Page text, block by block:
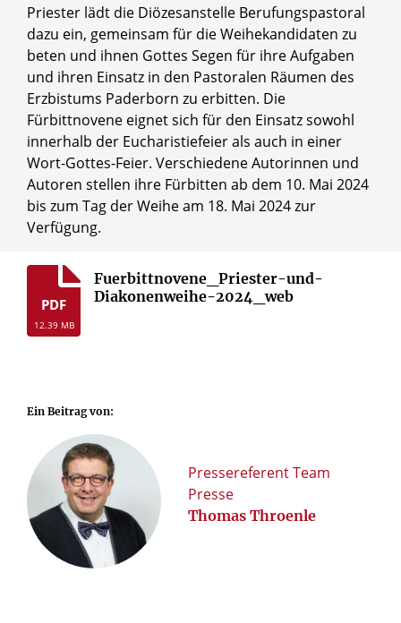
Priester lädt die Diözesanstelle Berufungspastoral
dazu ein, gemeinsam für die Weihekandidaten zu
beten und ihnen Gottes Segen für ihre Aufgaben
und ihren Einsatz in den Pastoralen Räumen des
Erzbistums Paderborn zu erbitten. Die
Fürbittnovene eignet sich für den Einsatz sowohl
innerhalb der Eucharistiefeier als auch in einer
Wort-Gottes-Feier. Verschiedene Autorinnen und
Autoren stellen ihre Fürbitten ab dem 10. Mai 2024
bis zum Tag der Weihe am 18. Mai 2024 zur
Verfügung.
PDF
12.39 MB
Fuerbittnovene_Priester-und-
Diakonenweihe-2024_web
Ein Beitrag von:
Pressereferent Team
Presse
Thomas Throenle